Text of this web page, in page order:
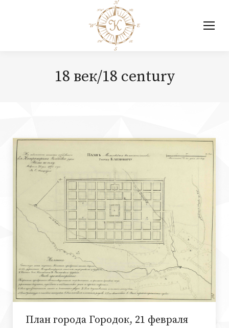
18 век/18 century
План города Городок, 21 февраля